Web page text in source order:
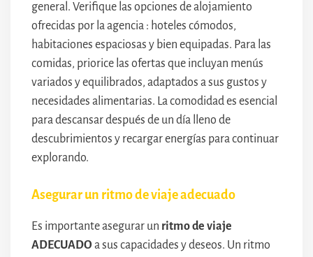
general. Verifique las opciones de alojamiento
ofrecidas por la agencia : hoteles cómodos,
habitaciones espaciosas y bien equipadas. Para las
comidas, priorice las ofertas que incluyan menús
variados y equilibrados, adaptados a sus gustos y
necesidades alimentarias. La comodidad es esencial
para descansar después de un día lleno de
descubrimientos y recargar energías para continuar
explorando.
Asegurar un ritmo de viaje adecuado
Es importante asegurar un ritmo de viaje
ADECUADO a sus capacidades y deseos. Un ritmo